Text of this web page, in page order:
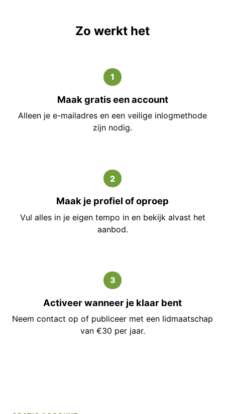
Zo werkt het
1
Maak gratis een account
Alleen je e-mailadres en een veilige inlogmethode
zijn nodig.
2
Maak je profiel of oproep
Vul alles in je eigen tempo in en bekijk alvast het
aanbod.
3
Activeer wanneer je klaar bent
Neem contact op of publiceer met een lidmaatschap
van €30 per jaar.